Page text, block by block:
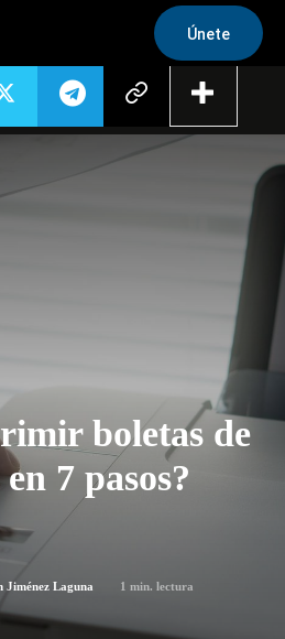
Únete
boletas de
7 pasos?
Jiménez Laguna 1 min. lectura